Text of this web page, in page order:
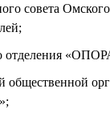
совета
отделения
общественной